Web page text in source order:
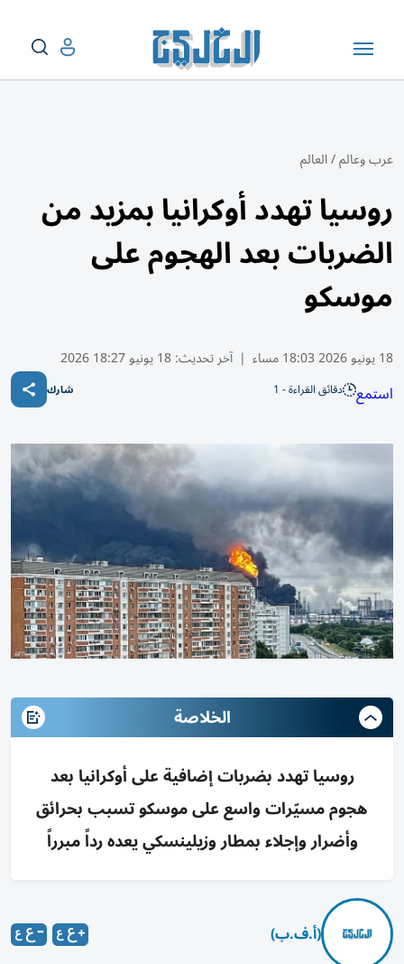
عرب وعالم/العالم
روسيا تهدد أوكرانيا بمزيد من
الضربات بعد الهجوم على
موسكو
18 يونيو 2026 18:03 مساء | آخر تحديث:18 يونيو 18:27 2026
استمع دقائق القراءة - 1 شارك
الخلاصة
روسيا تهدد بضربات إضافية على أوكرانيا بعد
هجوم مسيّرات واسع على موسكو تسبب بحرائق
وأضرار وإجلاء بمطار وزيلينسكي يعده رداً مبرراً
(أ.ف.ب)